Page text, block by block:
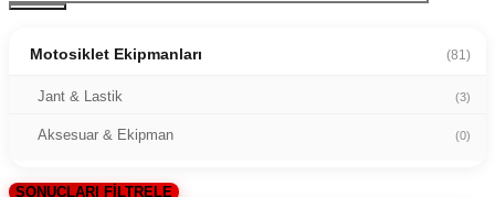
Motosiklet Ekipmanları (81)
Jant & Lastik (3)
Aksesuar & Ekipman (0)
SONUÇLARI FİLTRELE